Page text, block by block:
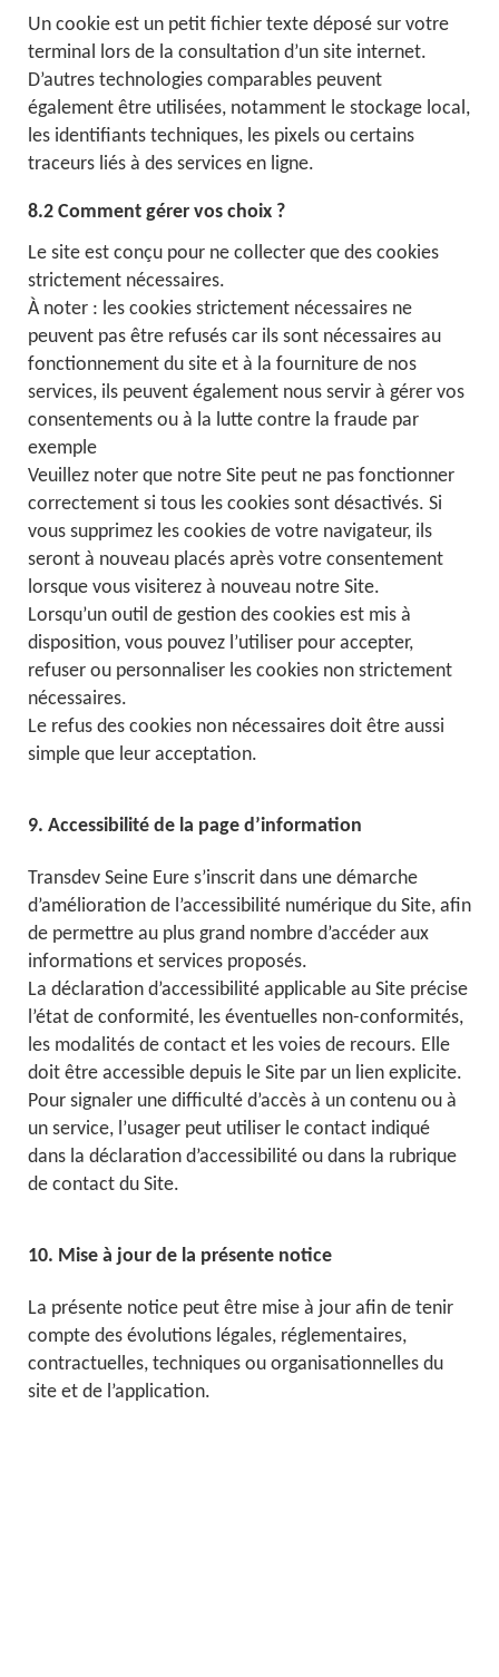
Un cookie est un petit fichier texte déposé sur votre
terminal lors de la consultation d’un site internet.
D’autres technologies comparables peuvent
également être utilisées, notamment le stockage local,
les identifiants techniques, les pixels ou certains
traceurs liés à des services en ligne.
8.2 Comment gérer vos choix ?
Le site est conçu pour ne collecter que des cookies
strictement nécessaires.
À noter : les cookies strictement nécessaires ne
peuvent pas être refusés car ils sont nécessaires au
fonctionnement du site et à la fourniture de nos
services, ils peuvent également nous servir à gérer vos
consentements ou à la lutte contre la fraude par
exemple
Veuillez noter que notre Site peut ne pas fonctionner
correctement si tous les cookies sont désactivés. Si
vous supprimez les cookies de votre navigateur, ils
seront à nouveau placés après votre consentement
lorsque vous visiterez à nouveau notre Site.
Lorsqu’un outil de gestion des cookies est mis à
disposition, vous pouvez l’utiliser pour accepter,
refuser ou personnaliser les cookies non strictement
nécessaires.
Le refus des cookies non nécessaires doit être aussi
simple que leur acceptation.
9. Accessibilité de la page d’information
Transdev Seine Eure s’inscrit dans une démarche
d’amélioration de l’accessibilité numérique du Site, afin
de permettre au plus grand nombre d’accéder aux
informations et services proposés.
La déclaration d’accessibilité applicable au Site précise
l’état de conformité, les éventuelles non-conformités,
les modalités de contact et les voies de recours. Elle
doit être accessible depuis le Site par un lien explicite.
Pour signaler une difficulté d’accès à un contenu ou à
un service, l’usager peut utiliser le contact indiqué
dans la déclaration d’accessibilité ou dans la rubrique
de contact du Site.
10. Mise à jour de la présente notice
La présente notice peut être mise à jour afin de tenir
compte des évolutions légales, réglementaires,
contractuelles, techniques ou organisationnelles du
site et de l’application.